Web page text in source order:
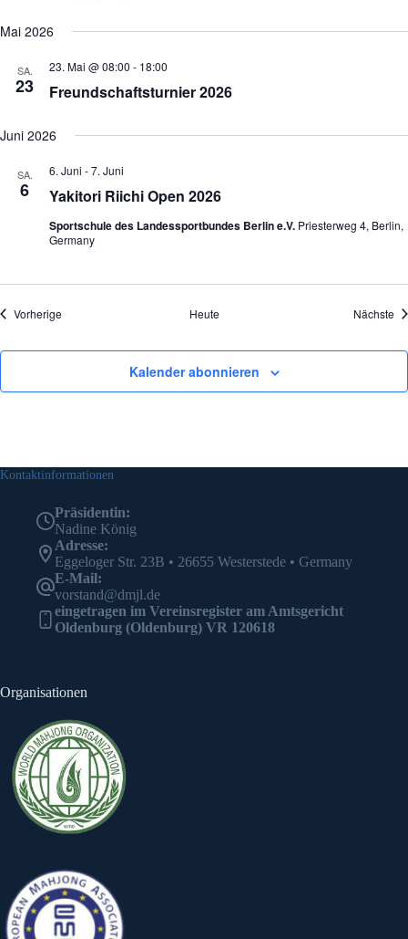
Mai 2026
SA.
23 Freundschaftsturnier 2026
23. Mai @ 08:00 - 18:00
Juni 2026
SA.
6 Yakitori Riichi Open 2026
6. Juni -7. Juni
Sportschule des Landessportbundes Berlin e.V. Priesterweg 4, Berlin,
Germany
Vorherige Heute Nächste
Kalender abonnieren
Kontaktinformationen
Präsidentin:
Nadine König
Adresse:
Eggeloger Str. 23B • 26655 Westerstede • Germany
E-Mail:
vorstand@dmjl.de
eingetragen im Vereinsregister am Amtsgericht
Oldenburg (Oldenburg) VR 120618
Organisationen